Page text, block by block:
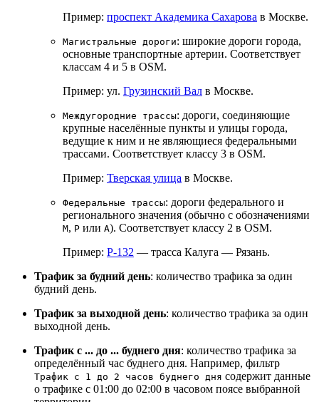
Пример: проспект Академика Сахарова в Москве.
Магистральные дороги: широкие дороги города,
основные транспортные артерии. Соответствует
классам 4 и 5 в OSM.
Пример: ул. Грузинский Вал в Москве.
Междугородние трассы: дороги, соединяющие
крупные населённые пункты и улицы города,
ведущие к ним и не являющиеся федеральными
трассами. Соответствует классу 3 в OSM.
Пример: Тверская улица в Москве.
Федеральные трассы: дороги федерального и
регионального значения (обычно с обозначениями
М, Р или А). Соответствует классу 2 в OSM.
Пример: Р-132 — трасса Калуга — Рязань.
Трафик за будний день: количество трафика за один
будний день.
Трафик за выходной день: количество трафика за один
выходной день.
Трафик c ... до ... буднего дня: количество трафика за
определённый час буднего дня. Например, фильтр
Трафик c 1 до 2 часов буднего дня содержит данные
о трафике с 01:00 до 02:00 в часовом поясе выбранной